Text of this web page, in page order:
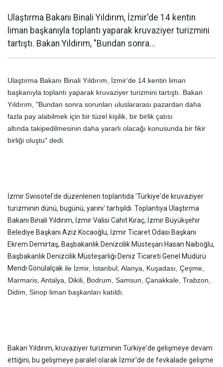
Ulaştırma Bakanı Binali Yıldırım, İzmir'de 14 kentin
liman başkanıyla toplantı yaparak kruvaziyer turizmini
tartıştı. Bakan Yıldırım, "Bundan sonra...
Ulaştırma Bakanı Binali Yıldırım, İzmir'de 14 kentin liman
başkanıyla toplantı yaparak kruvaziyer turizmini tartıştı. Bakan
Yıldırım, "Bundan sonra sorunları uluslararası pazardan daha
fazla pay alabilmek için bir tüzel kişilik, bir birlik çatısı
altında takipedilmesinin daha yararlı olacağı konusunda bir fikir
birliği oluştu" dedi.
İzmir Swisotel'de düzenlenen toplantıda 'Türkiye'de kruvaziyer
turizminin dünü, bugünü, yarını' tartışıldı. Toplantıya Ulaştırma
Bakanı Binali Yıldırım, İzmir Valisi Cahit Kıraç, İzmir Büyükşehir
Belediye Başkanı Aziz Kocaoğlu, İzmir Ticaret Odası Başkanı
Ekrem Demirtaş, Başbakanlık Denizcilik Müsteşarı Hasan Naiboğlu,
Başbakanlık Denizcilik Müsteşarlığı Deniz Ticareti Genel Müdürü
Mendi Gönülalçak ile İzmir, İstanbul, Alanya, Kuşadası, Çeşme,
Marmaris, Antalya, Dikili, Bodrum, Samsun, Çanakkale, Trabzon,
Didim, Sinop liman başkanları katıldı.
Bakan Yıldırım, kruvaziyer turizminin Türkiye'de gelişmeye devam
ettiğini, bu gelişmeye paralel olarak İzmir'de de fevkalade gelişme